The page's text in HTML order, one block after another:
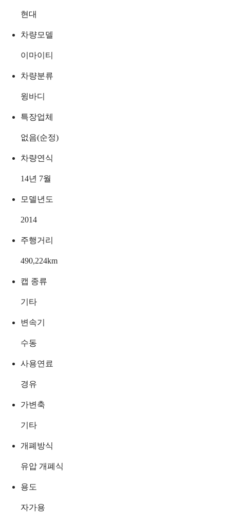
현대
차량모델
이마이티
차량분류
윙바디
특장업체
없음(순정)
차량연식
14년 7월
모델년도
2014
주행거리
490,224km
캡 종류
기타
변속기
수동
사용연료
경유
가변축
기타
개폐방식
유압 개폐식
용도
자가용